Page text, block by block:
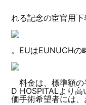
【↓ 去勢手
れる記念の宦官用下
【↓ こう
。EUはEUNUCHの
料金は、標準額の
D HOSPITALより
価手術希望者には、